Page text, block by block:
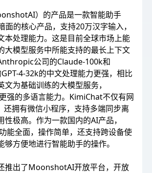
）的产品是一款智能助手
面的核心产品，支持20万汉字输入，
本处理能力。这是目前全球市场上能
大模型服务中所能支持的最长上下文
公司的Claude-100k和
4-32k的中文处理能力更强，相比
文为基础训练的大模型服务，
强的多语言能力。KimiChat不仅有网
还拥有微信小程序，支持多端同步离
性极高。作为一款国内的AI产品，
能全面，操作简单，还支持跨设备使
够方便地进行智能助手的操作。
推出了MoonshotAI开放平台，开放